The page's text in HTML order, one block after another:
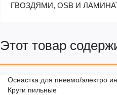
ГВОЗДЯМИ, OSB И
Этот товар
Оснастка для пневмо/электро
Круги пильные